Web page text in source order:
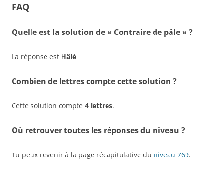
FAQ
Quelle est la solution de « Contraire de pâle » ?
La réponse est Hâlé.
Combien de lettres compte cette solution ?
Cette solution compte 4 lettres.
Où retrouver toutes les réponses du niveau ?
Tu peux revenir à la page récapitulative du niveau 769.